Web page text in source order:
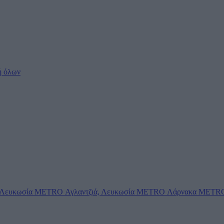
όλων
METRO Αγλαντζιά, Λευκωσία METRO Λάρνακα